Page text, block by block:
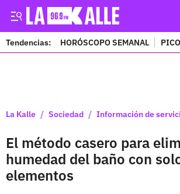
Tendencias: HORÓSCOPO SEMANAL
La Kalle / Sociedad / Información de
El método casero para
humedad del baño con
elementos